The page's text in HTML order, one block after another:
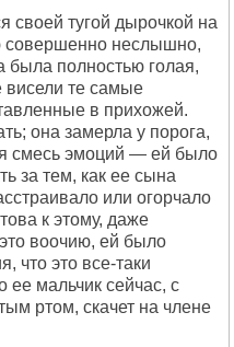
своей тугой дырочкой на
совершенно неслышно,
полностью голая,
висели те самые
в прихожей.
она замерла у порога,
смесь эмоций — ей было
за тем, как ее сына
или огорчало
к этому, даже
воочию, ей было
что это все-таки
ее мальчик сейчас, с
ртом, скачет на члене